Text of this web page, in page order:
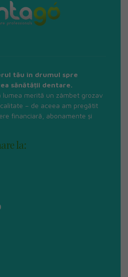
tău în drumul spre
sănătății dentare.
merită un zâmbet grozav
– de aceea am pregătit
financiară, abonamente și
la: